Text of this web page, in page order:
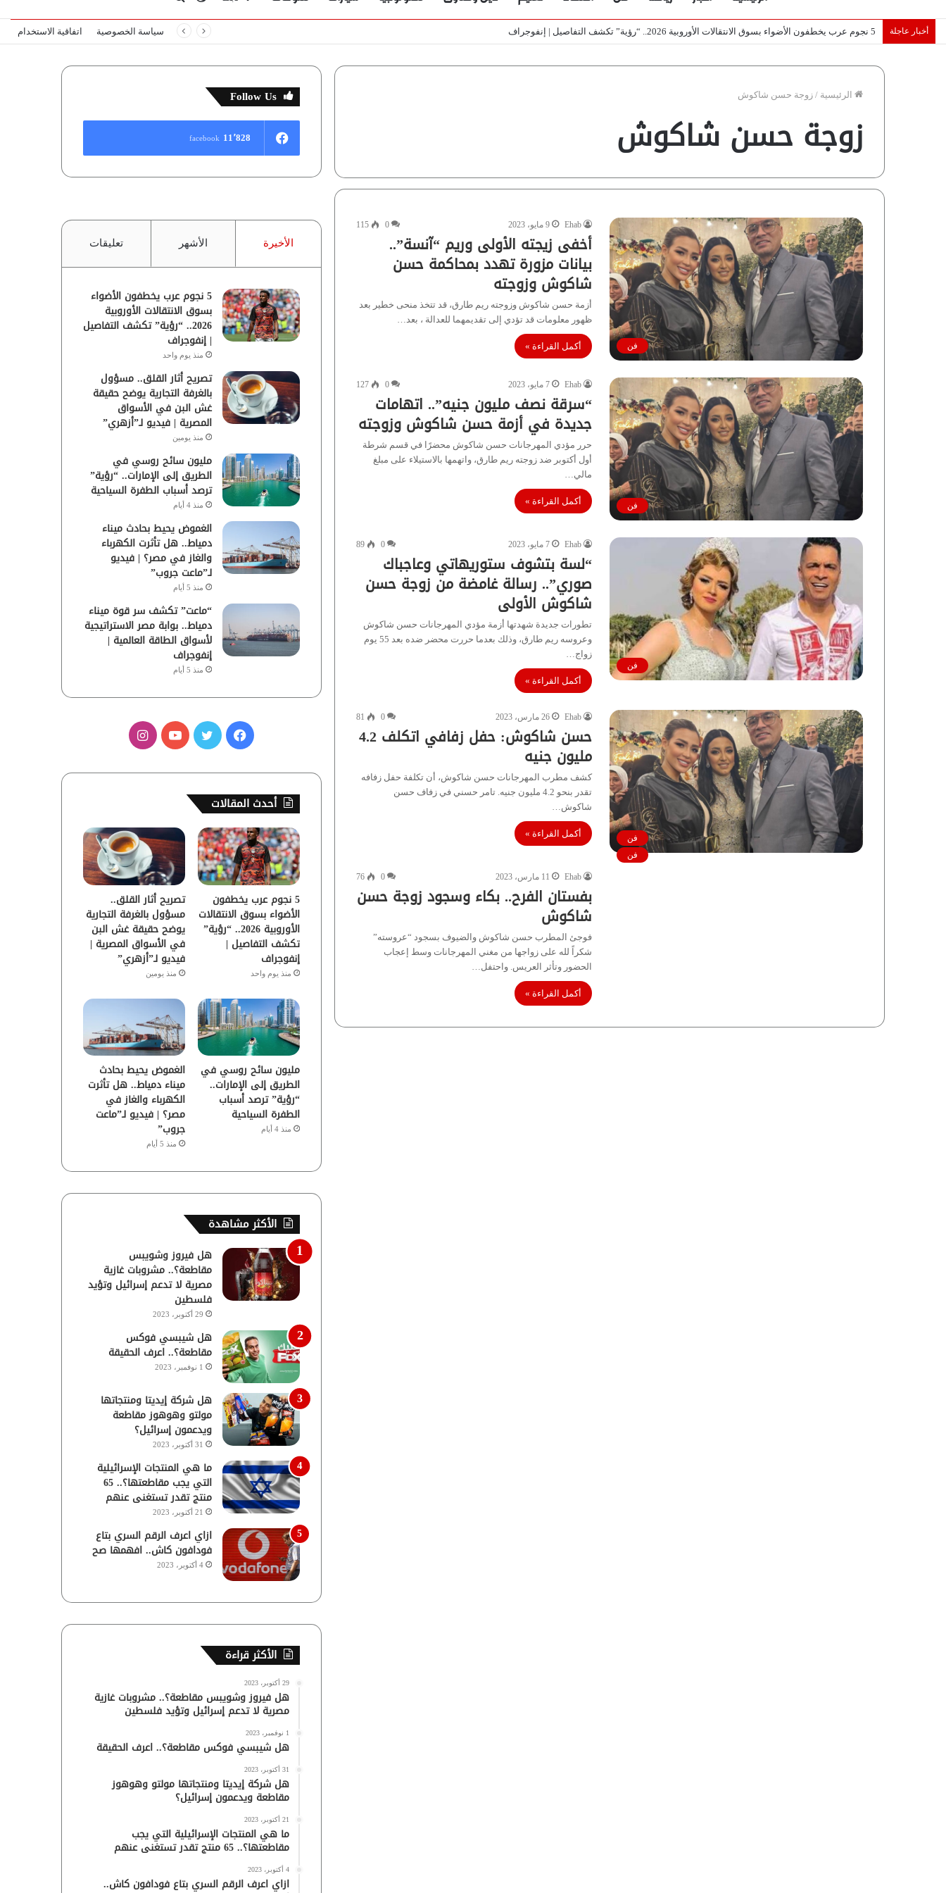
المظلم
أخبار عاجلة تصريح أثار القلق.. مسؤول بالغرفة التجارية يوضح حقيقة غش البن في الأسواق المصرية | فيديو لـ”أزهري” سياسة الخصوصية اتفاقية الاستخدام
الرئيسية / زوجة حسن شاكوش
زوجة حسن شاكوش
فن
Ehab 9 مايو، 2023 0
115
أخفى زيجته الأولى وريم “آنسة”..
بيانات مزورة تهدد بمحاكمة حسن
شاكوش وزوجته
أزمة حسن شاكوش وزوجته ريم طارق، قد تتخذ منحى خطير بعد
ظهور معلومات قد تؤدي إلى تقديمهما للعدالة ، بعد…
أكمل القراءة »
فن
Ehab 7 مايو، 2023 0
127
“سرقة نصف مليون جنيه”.. اتهامات
جديدة في أزمة حسن شاكوش وزوجته
حرر مؤدي المهرجانات حسن شاكوش محضرًا في قسم شرطة
أول أكتوبر ضد زوجته ريم طارق، واتهمها بالاستيلاء على مبلغ
مالي…
أكمل القراءة »
فن
Ehab 7 مايو، 2023 0
89
“لسة بتشوف ستوريهاتي وعاجباك
صوري”.. رسالة غامضة من زوجة حسن
شاكوش الأولى
تطورات جديدة شهدتها أزمة مؤدي المهرجانات حسن شاكوش
وعروسه ريم طارق، وذلك بعدما حررت محضر ضده بعد 55 يوم
زواج…
أكمل القراءة »
فن
Ehab 26 مارس، 2023 0
81
حسن شاكوش: حفل زفافي اتكلف 4.2
مليون جنيه
كشف مطرب المهرجانات حسن شاكوش، أن تكلفة حفل زفافه
تقدر بنحو 4.2 مليون جنيه. تامر حسني في زفاف حسن
شاكوش…
أكمل القراءة »
فن
Ehab 11 مارس، 2023 0
76
بفستان الفرح.. بكاء وسجود زوجة حسن
شاكوش
فوجئ المطرب حسن شاكوش والضيوف بسجود “عروسته”
شكراً لله على زواجها من مغني المهرجانات وسط إعجاب
الحضور وتأثر العريس. واحتفل…
أكمل القراءة »
Follow Us
11٬828 facebook
الأخيرة الأشهر تعليقات
5 نجوم عرب يخطفون الأضواء
بسوق الانتقالات الأوروبية
2026.. “رؤية” تكشف التفاصيل
| إنفوجراف
منذ يوم واحد
تصريح أثار القلق.. مسؤول
بالغرفة التجارية يوضح حقيقة
غش البن في الأسواق
المصرية | فيديو لـ”أزهري”
منذ يومين
مليون سائح روسي في
الطريق إلى الإمارات.. “رؤية”
ترصد أسباب الطفرة السياحية
منذ 4 أيام
الغموض يحيط بحادث ميناء
دمياط.. هل تأثرت الكهرباء
والغاز في مصر؟ | فيديو
لـ”ماعت جروب”
منذ 5 أيام
“ماعت” تكشف سر قوة ميناء
دمياط.. بوابة مصر الاستراتيجية
لأسواق الطاقة العالمية |
إنفوجراف
منذ 5 أيام
ف
س
و
ك
ي
ر
و
ب
ا
ق
ر
ا
م
أحدث المقالات
5 نجوم عرب يخطفون
الأضواء بسوق الانتقالات
الأوروبية 2026.. “رؤية”
تكشف التفاصيل |
إنفوجراف
منذ يوم واحد
تصريح أثار القلق..
مسؤول بالغرفة التجارية
يوضح حقيقة غش البن
في الأسواق المصرية |
فيديو لـ”أزهري”
منذ يومين
مليون سائح روسي في
الطريق إلى الإمارات..
“رؤية” ترصد أسباب
الطفرة السياحية
منذ 4 أيام
الغموض يحيط بحادث
ميناء دمياط.. هل تأثرت
الكهرباء والغاز في
مصر؟ | فيديو لـ”ماعت
جروب”
منذ 5 أيام
الأكثر مشاهدة
هل فيروز وشويبس
مقاطعة؟.. مشروبات غازية
مصرية لا تدعم إسرائيل وتؤيد
فلسطين
29 أكتوبر، 2023
هل شيبسي فوكس
مقاطعة؟.. اعرف الحقيقة
1 نوفمبر، 2023
هل شركة إيديتا ومنتجاتها
مولتو وهوهوز مقاطعة
ويدعمون إسرائيل؟
31 أكتوبر، 2023
ما هي المنتجات الإسرائيلية
التي يجب مقاطعتها؟.. 65
منتج تقدر تستغنى عنهم
21 أكتوبر، 2023
ازاي اعرف الرقم السري بتاع
فودافون كاش.. افهمها صح
4 أكتوبر، 2023
الأكثر قراءة
29 أكتوبر، 2023
هل فيروز وشويبس مقاطعة؟.. مشروبات غازية
مصرية لا تدعم إسرائيل وتؤيد فلسطين
1 نوفمبر، 2023
هل شيبسي فوكس مقاطعة؟.. اعرف الحقيقة
31 أكتوبر، 2023
هل شركة إيديتا ومنتجاتها مولتو وهوهوز
مقاطعة ويدعمون إسرائيل؟
21 أكتوبر، 2023
ما هي المنتجات الإسرائيلية التي يجب
مقاطعتها؟.. 65 منتج تقدر تستغنى عنهم
4 أكتوبر، 2023
ازاي اعرف الرقم السري بتاع فودافون كاش..